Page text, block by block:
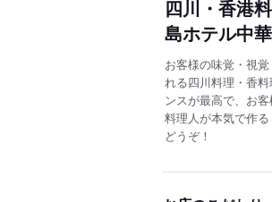
四川・香港
島ホテル中
お客様の味覚・視
れる四川料理・香
ンスが最高で、お
料理人が本気で作
どうぞ！